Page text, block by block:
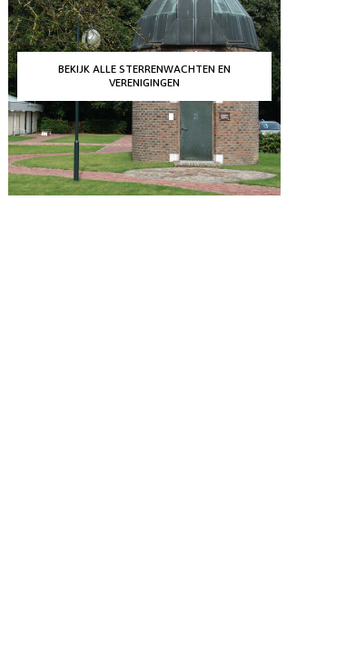
BEKIJK ALLE STERRENWACHTEN EN
VERENIGINGEN